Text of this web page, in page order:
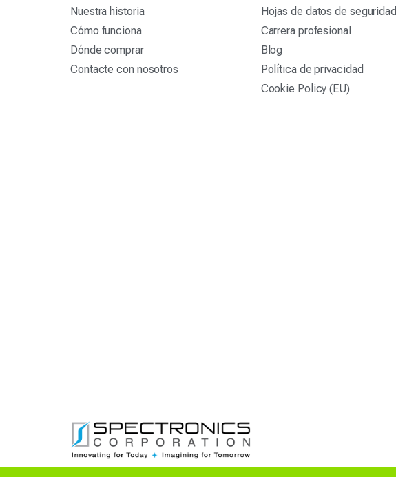
Nuestra historia
Cómo funciona
Dónde comprar
Contacte con nosotros
Hojas de datos de seguridad
Carrera profesional
Blog
Política de privacidad
Cookie Policy (EU)